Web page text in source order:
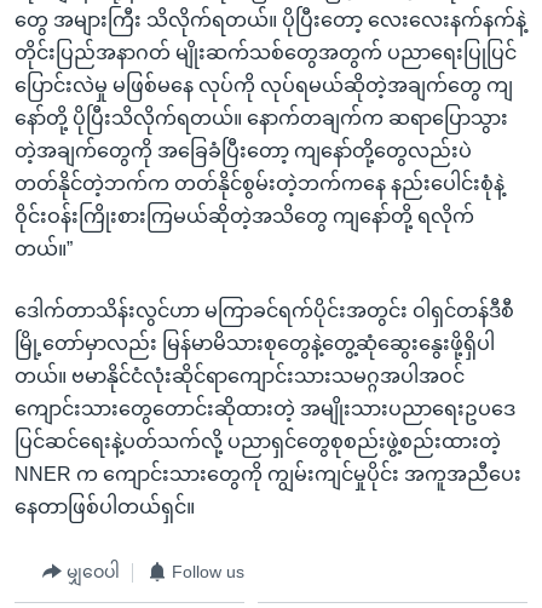
တွေ အများကြီး သိလိုက်ရတယ်။ ပိုပြီးတော့ လေးလေးနက်နက်နဲ့
တိုင်းပြည်အနာဂတ် မျိုးဆက်သစ်တွေအတွက် ပညာရေးပြုပြင်
ပြောင်းလဲမှု မဖြစ်မနေ လုပ်ကို လုပ်ရမယ်ဆိုတဲ့အချက်တွေ ကျ
နော်တို့ ပိုပြီးသိလိုက်ရတယ်။ နောက်တချက်က ဆရာပြောသွား
တဲ့အချက်တွေကို အခြေခံပြီးတော့ ကျနော်တို့တွေလည်းပဲ
တတ်နိုင်တဲ့ဘက်က တတ်နိုင်စွမ်းတဲ့ဘက်ကနေ နည်းပေါင်းစုံနဲ့
ဝိုင်းဝန်းကြိုးစားကြမယ်ဆိုတဲ့အသိတွေ ကျနော်တို့ ရလိုက်
တယ်။”
ဒေါက်တာသိန်းလွင်ဟာ မကြာခင်ရက်ပိုင်းအတွင်း ဝါရှင်တန်ဒီစီ
မြို့တော်မှာလည်း မြန်မာမိသားစုတွေနဲ့တွေ့ဆုံဆွေးနွေးဖို့ရှိပါ
တယ်။ ဗမာနိုင်ငံလုံးဆိုင်ရာကျောင်းသားသမဂ္ဂအပါအဝင်
ကျောင်းသားတွေတောင်းဆိုထားတဲ့ အမျိုးသားပညာရေးဥပဒေ
ပြင်ဆင်ရေးနဲ့ပတ်သက်လို့ ပညာရှင်တွေစုစည်းဖွဲ့စည်းထားတဲ့
NNER က ကျောင်းသားတွေကို ကျွမ်းကျင်မှုပိုင်း အကူအညီပေး
နေတာဖြစ်ပါတယ်ရှင်။
မျှဝေပါ Follow us